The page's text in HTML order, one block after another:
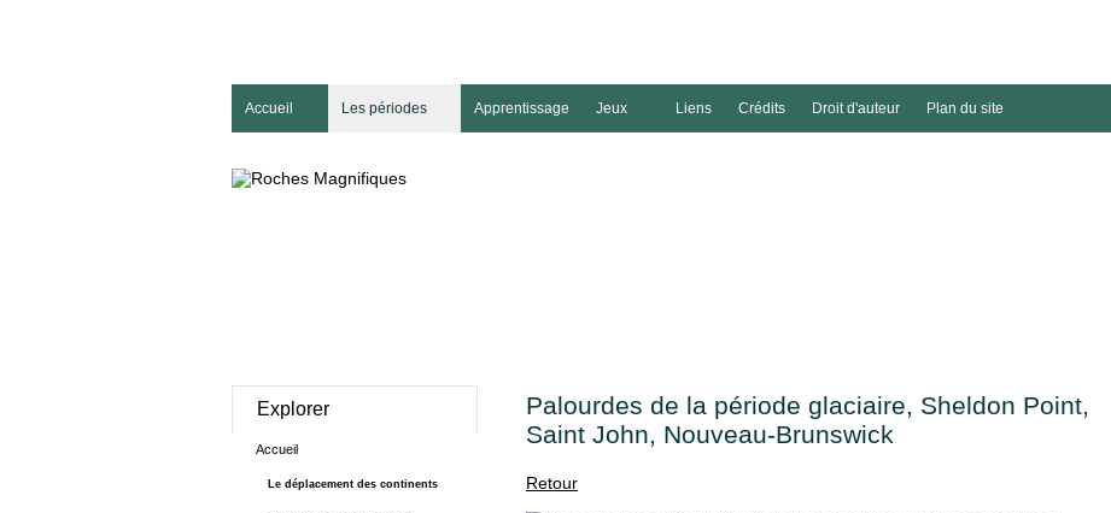
Accueil Les périodes Apprentissage Jeux Liens Crédits Droit d'auteur Plan du site
Explorer
Accueil
Le déplacement des continents
Palourdes de la période glaciaire, Sheldon Point,
Saint John, Nouveau-Brunswick
Retour